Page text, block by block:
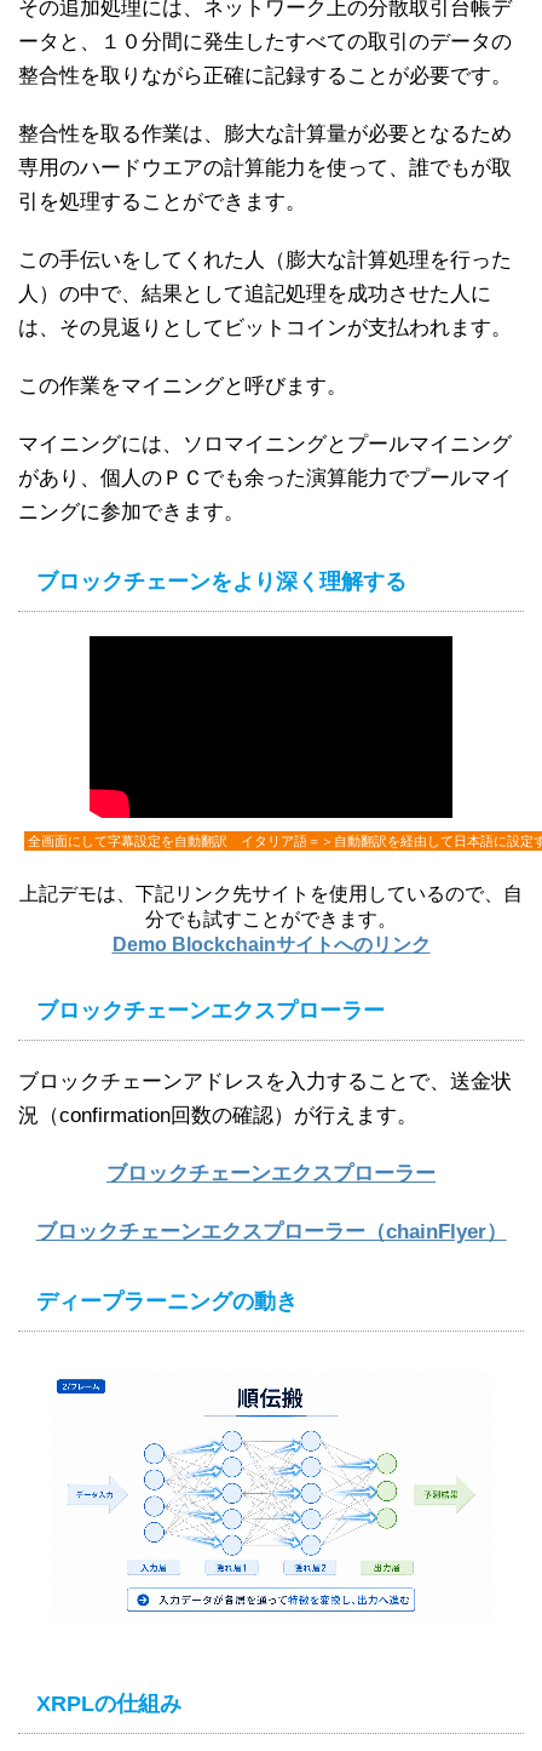
その追加処理には、ネットワーク上の分散取引台帳デ
ータと、１０分間に発生したすべての取引のデータの
整合性を取りながら正確に記録することが必要です。
整合性を取る作業は、膨大な計算量が必要となるため
専用のハードウエアの計算能力を使って、誰でもが取
引を処理することができます。
この手伝いをしてくれた人（膨大な計算処理を行った
人）の中で、結果として追記処理を成功させた人に
は、その見返りとしてビットコインが支払われます。
この作業をマイニングと呼びます。
マイニングには、ソロマイニングとプールマイニング
があり、個人のＰＣでも余った演算能力でプールマイ
ニングに参加できます。
ブロックチェーンをより深く理解する
全画面にして字幕設定を自動翻訳 イタリア語＝＞自動翻訳を経由して日本語に設定
上記デモは、下記リンク先サイトを使用しているので、自
分でも試すことができます。
Demo Blockchainサイトへのリンク
ブロックチェーンエクスプローラー
ブロックチェーンアドレスを入力することで、送金状
況（confirmation回数の確認）が行えます。
ブロックチェーンエクスプローラー
ブロックチェーンエクスプローラー（chainFlyer）
ディープラーニングの動き
XRPLの仕組み